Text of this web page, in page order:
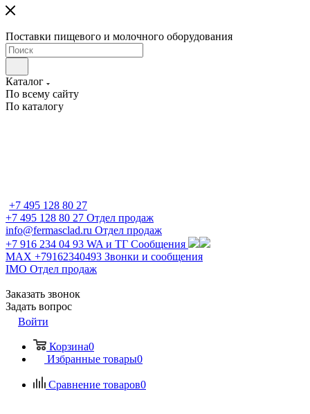
Поставки пищевого и молочного оборудования
Каталог
По всему сайту
По каталогу
+7 495 128 80 27
+7 495 128 80 27 Отдел продаж
info@fermasclad.ru Отдел продаж
+7 916 234 04 93 WA и ТГ Сообщения
MAX +79162340493 Звонки и сообщения
IMO Отдел продаж
Заказать звонок
Задать вопрос
Войти
Корзина0
Избранные товары0
Сравнение товаров0